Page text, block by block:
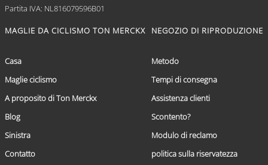
Partita IVA: NL816079596B01
MAGLIE DA CICLISMO TON MERCKX
Casa
Maglie ciclismo
A proposito di Ton Merckx
Blog
Sinistra
Contatto
NEGOZIO DI RIPRODUZIONE
Metodo
Tempi di consegna
Assistenza clienti
Scontento?
Modulo di reclamo
politica sulla riservatezza